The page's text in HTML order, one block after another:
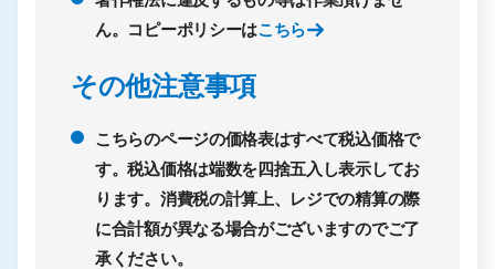
ん。コピーポリシーはこちら
その他注意事項
こちらのページの価格表はすべて税込価格で
す。税込価格は端数を四捨五入し表示してお
ります。消費税の計算上、レジでの精算の際
に合計額が異なる場合がございますのでご了
承ください。